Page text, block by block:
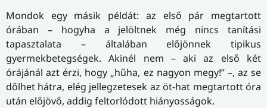
Mondok egy másik példát: az első pár megtartott
órában – hogyha a jelöltnek még nincs tanítási
tapasztalata – általában előjönnek tipikus
gyermekbetegségek. Akinél nem – aki az első két
órájánál azt érzi, hogy „hűha, ez nagyon megy!” –, az se
dőlhet hátra, elég jellegzetesek az öt-hat megtartott óra
után előjövő, addig feltorlódott hiányosságok.